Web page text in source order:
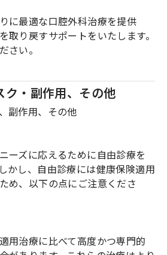
に最適な口腔外科治療を提供
取り戻すサポートをいたします。
さい。
ク・副作用、その他
副作用、その他
ーズに応えるために自由診療を
かし、自由診療には健康保険適用
め、以下の点にご注意くださ
用治療に比べて高度かつ専門的